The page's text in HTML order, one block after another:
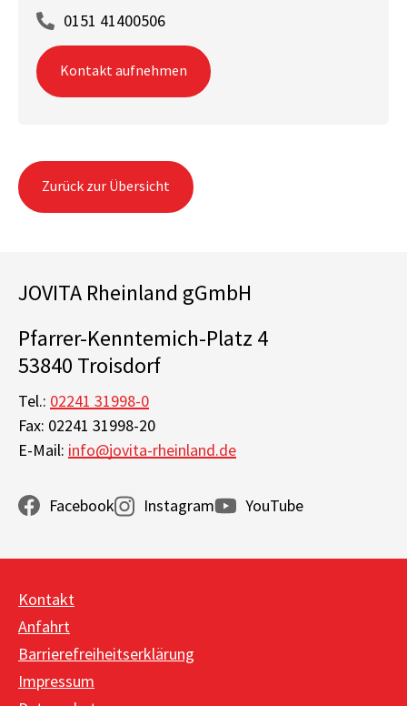
0151 41400506
Kontakt aufnehmen
Zurück zur Übersicht
JOVITA Rheinland gGmbH
Pfarrer-Kenntemich-Platz 4
53840 Troisdorf
Tel.: 02241 31998-0
Fax: 02241 31998-20
E-Mail: info@jovita-rheinland.de
Facebook Instagram YouTube
Kontakt
Anfahrt
Barrierefreiheitserklärung
Impressum